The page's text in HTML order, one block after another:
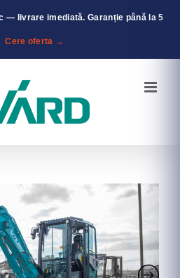
— livrare imediată. Garanție până la 5
Cere oferta →